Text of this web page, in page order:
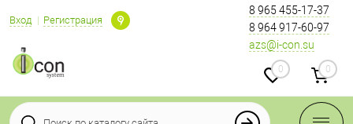
Вход Регистрация
8 965 455-17-37
8 964 917-60-97
azs@i-con.su
0 0